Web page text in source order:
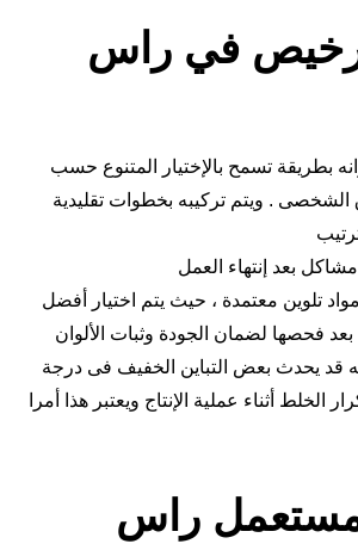
رخيص في راس
بطريقة تسمح بالإختيار المتنوع حسب
الشخصى . ويتم تركيبه بخطوات تقليدية
بعد إنتهاء العمل
تلوين معتمدة ، حيث يتم اختيار أفضل
بعد فحصها لضمان الجودة وثبات الألوان
قد يحدث بعض التباين الخفيف فى درجة
الخلط أثناء عملية الإنتاج ويعتبر هذا أمرا
مستعمل راس